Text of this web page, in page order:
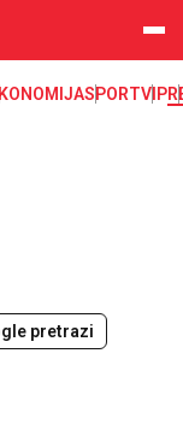
SPORTVIP
pretrazi